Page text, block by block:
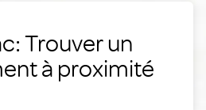
Trouver un
à proximité